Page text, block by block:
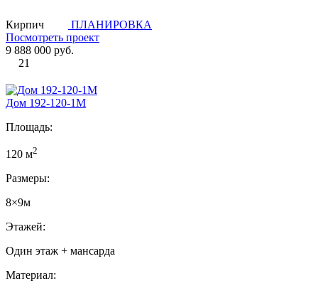
Кирпич
ПЛАНИРОВКА
Посмотреть проект
9 888 000 руб.
21
Дом 192-120-1М
Площадь:
120 м2
Размеры:
8×9м
Этажей:
Один этаж + мансарда
Материал: